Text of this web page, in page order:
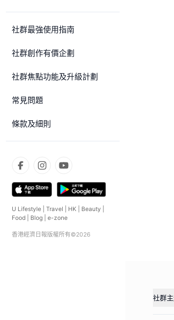
社群最強使用指南
社群創作有價企劃
社群焦點功能及升級計劃
常見問題
條款及細則
U Lifestyle Travel HK Beauty
Food
Blog e-zone
香港經濟日報版權所有©2026
社群